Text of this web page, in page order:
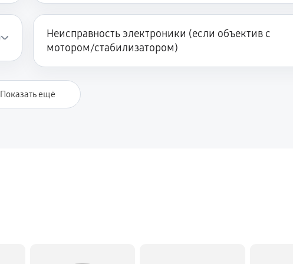
Неисправность электроники (если объектив с
мотором/стабилизатором)
Показать ещё